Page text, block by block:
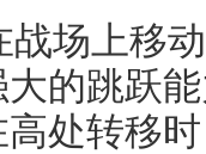
战场上移
的跳跃
处转移